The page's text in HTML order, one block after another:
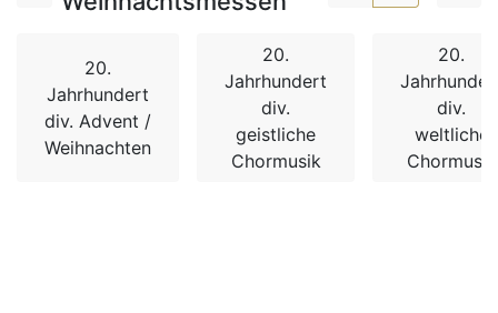
20.
Jahrhundert
div. Advent /
Weihnachten
20.
Jahrhundert
div.
geistliche
Chormusik
20.
div.
weltliche
Chormusik